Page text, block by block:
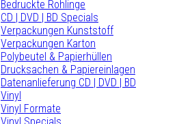
Bedruckte Rohlinge
CD | DVD | BD Specials
Verpackungen Kunststoff
Verpackungen Karton
Polybeutel & Papierhüllen
Drucksachen & Papiereinlagen
Datenanlieferung CD | DVD | BD
Vinyl
Vinyl Formate